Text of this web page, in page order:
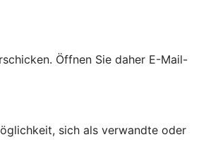
Öffnen Sie daher E-Mail-
sich als verwandte oder